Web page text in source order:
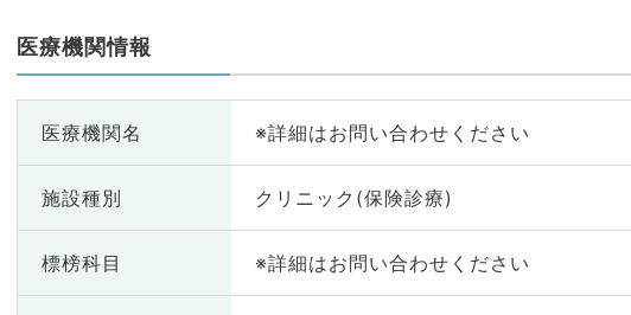
医療機関情報
医療機関名 ※詳細はお問い合わせください
施設種別 クリニック(保険診療)
標榜科目 ※詳細はお問い合わせください